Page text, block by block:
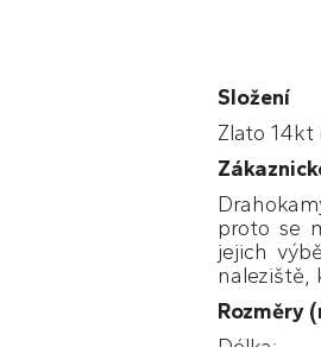
Složení
Zlato
proto se
jejich
naleziště,
Rozměry